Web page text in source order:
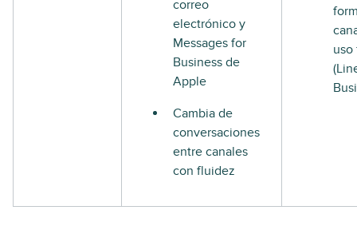
correo
electrónico y
Messages for
Business de
Apple
Cambia de
conversaciones
entre canales
con fluidez